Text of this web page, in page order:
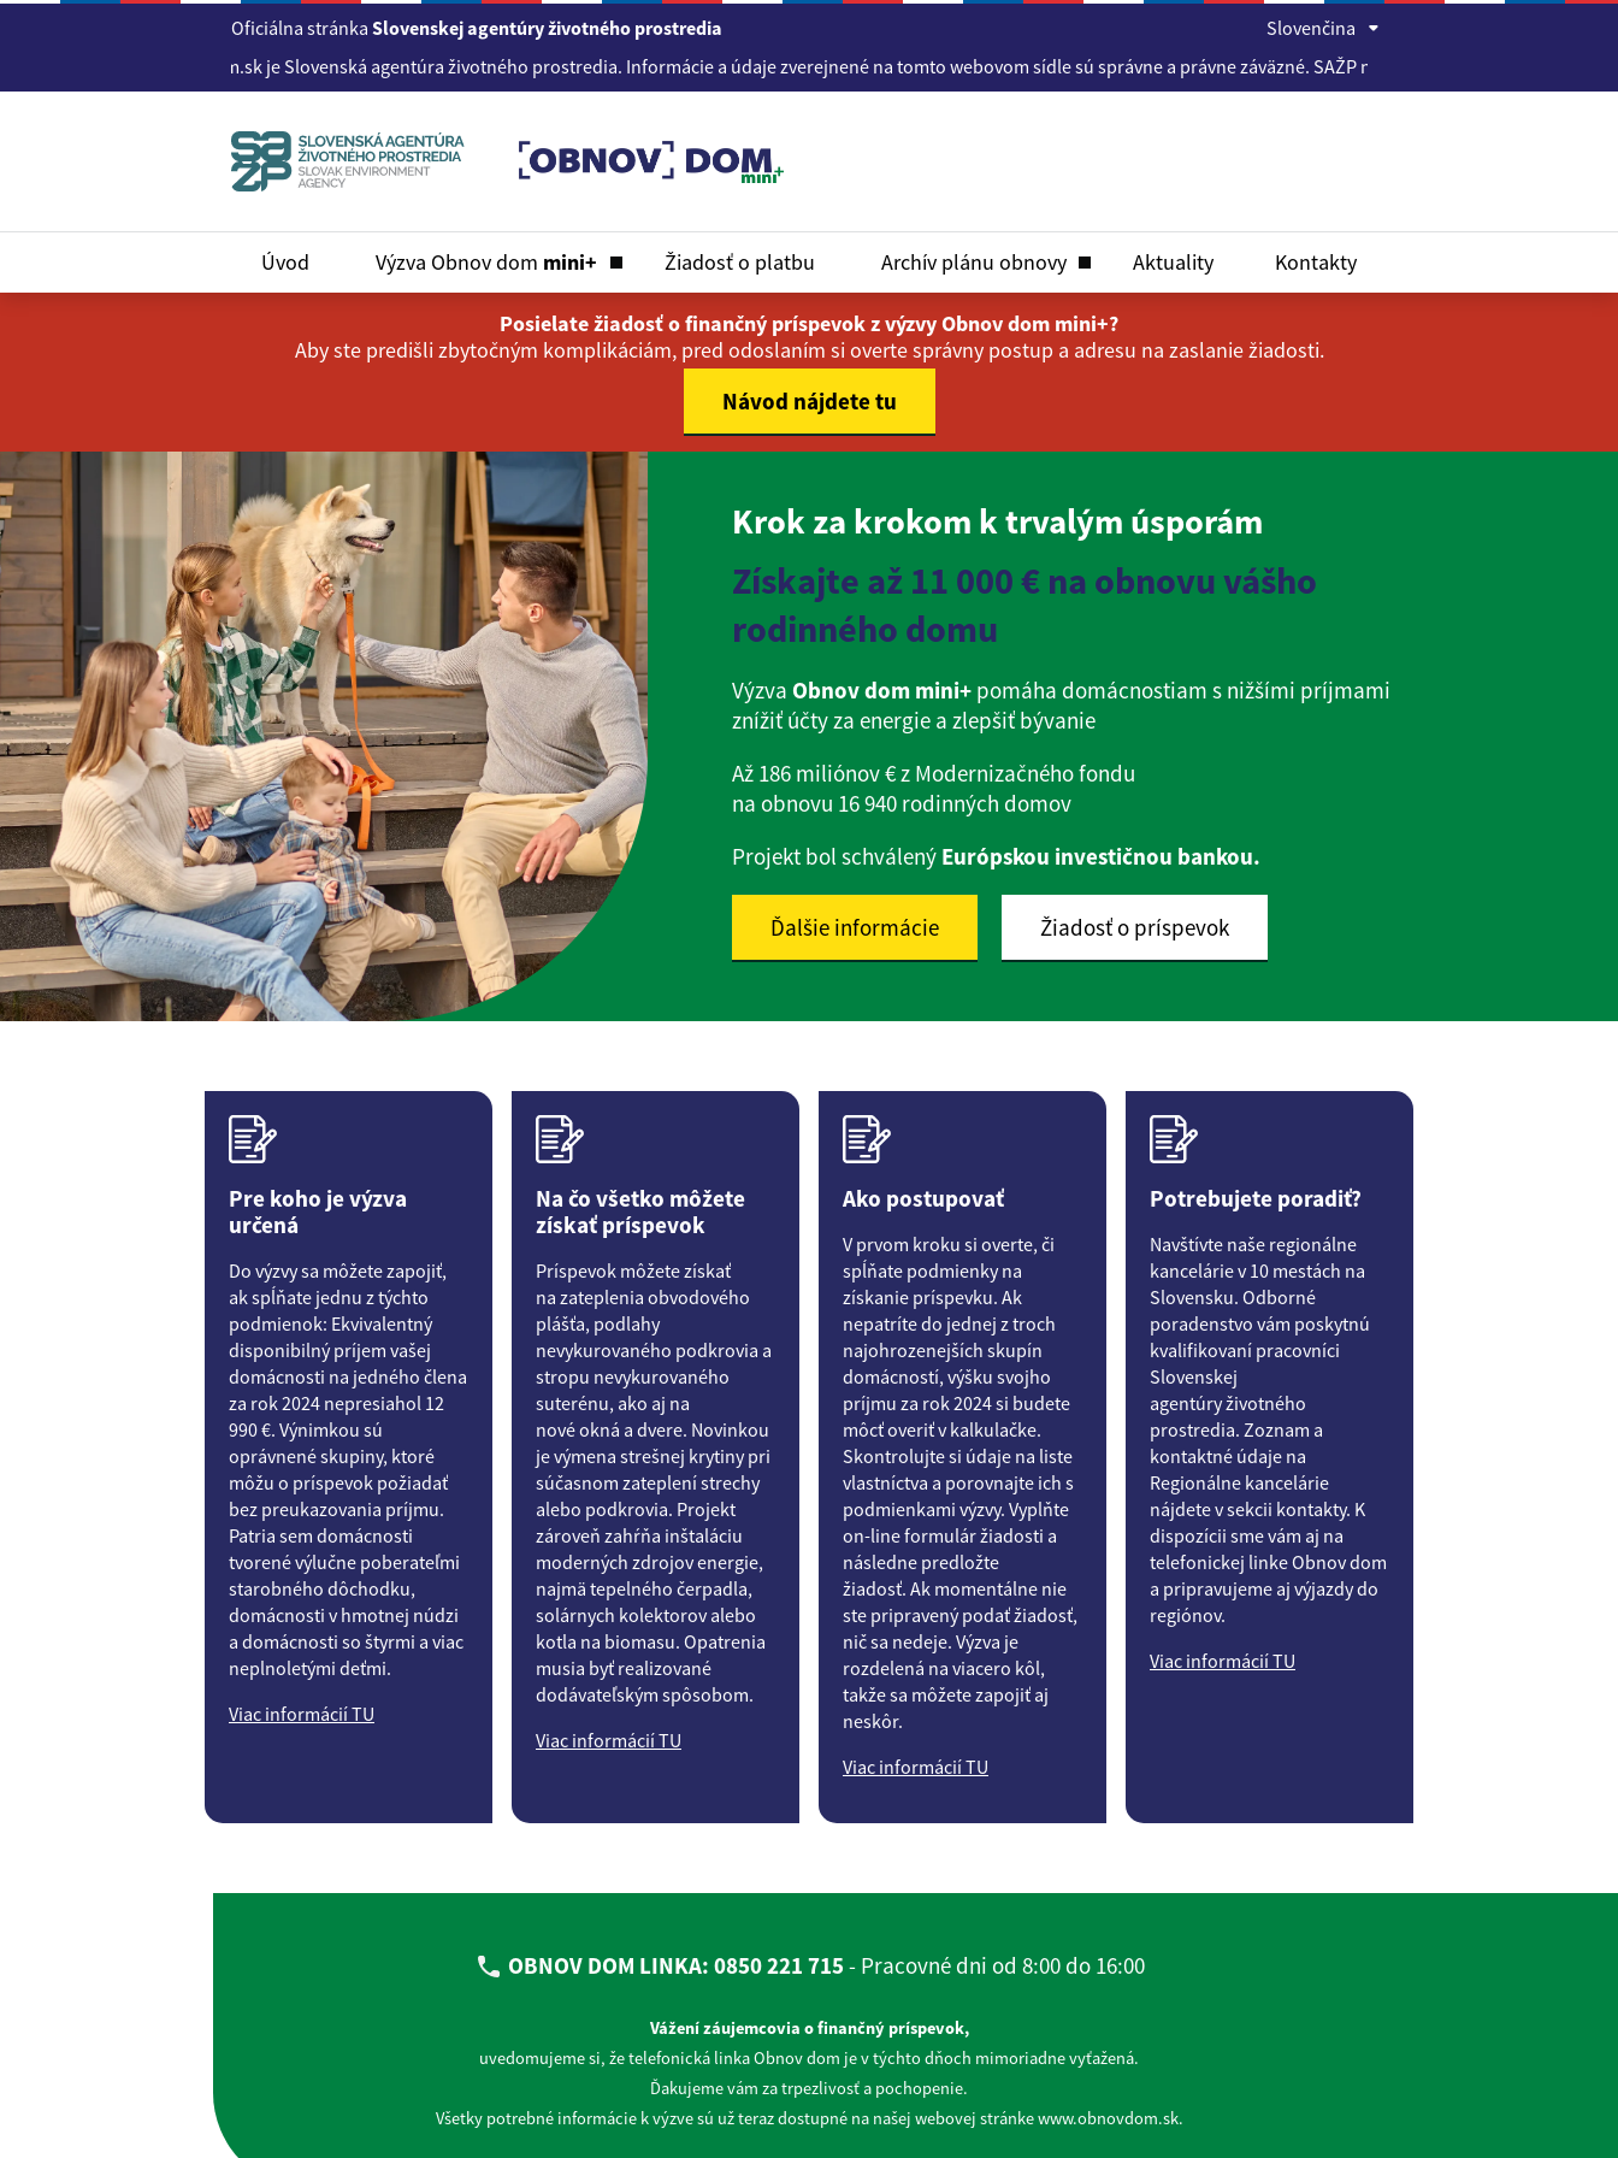
Oficiálna stránka Slovenskej agentúry životného prostredia
Slovenčina
sídla www.obnovdom.sk je Slovenská agentúra životného prostredia. Informácie a údaje zverejnené na tomto webovom sídle sú správne a právne záväzné. SAŽP nepreberá právnu
Úvod Výzva Obnov dom mini+ Žiadosť o platbu Archív plánu obnovy Aktuality Kontakty
Posielate žiadosť o finančný príspevok z výzvy Obnov dom mini+?
Aby ste predišli zbytočným komplikáciám, pred odoslaním si overte správny postup a adresu na zaslanie žiadosti.
Návod nájdete tu
Krok za krokom k trvalým úsporám
Získajte až 11 000 € na obnovu vášho
rodinného domu
Výzva Obnov dom mini+pomáha domácnostiam s nižšími príjmami
znížiť účty za energie a zlepšiť bývanie
Až 186 miliónov € z Modernizačného fondu
na obnovu 16 940 rodinných domov
Projekt bol schválený Európskou investičnou bankou.
Ďalšie informácie Žiadosť o príspevok
Pre koho je výzva
určená
Do výzvy sa môžete zapojiť,
ak spĺňate jednu z týchto
podmienok: Ekvivalentný
disponibilný príjem vašej
domácnosti na jedného člena
za rok 2024 nepresiahol 12
990 €. Výnimkou sú
oprávnené skupiny, ktoré
môžu o príspevok požiadať
bez preukazovania príjmu.
Patria sem domácnosti
tvorené výlučne poberateľmi
starobného dôchodku,
domácnosti v hmotnej núdzi
a domácnosti so štyrmi a viac
neplnoletými deťmi.
Viac informácií TU
Na čo všetko môžete
získať príspevok
Príspevok môžete získať
na zateplenia obvodového
plášťa, podlahy
nevykurovaného podkrovia a
stropu nevykurovaného
suterénu, ako aj na
nové okná a dvere. Novinkou
je výmena strešnej krytiny pri
súčasnom zateplení strechy
alebo podkrovia. Projekt
zároveň zahŕňa inštaláciu
moderných zdrojov energie,
najmä tepelného čerpadla,
solárnych kolektorov alebo
kotla na biomasu. Opatrenia
musia byť realizované
dodávateľským spôsobom.
Viac informácií TU
Ako postupovať
V prvom kroku si overte, či
spĺňate podmienky na
získanie príspevku. Ak
nepatríte do jednej z troch
najohrozenejších skupín
domácností, výšku svojho
príjmu za rok 2024 si budete
môcť overiť v kalkulačke.
Skontrolujte si údaje na liste
vlastníctva a porovnajte ich s
podmienkami výzvy. Vyplňte
on-line formulár žiadosti a
následne predložte
žiadosť. Ak momentálne nie
ste pripravený podať žiadosť,
nič sa nedeje. Výzva je
rozdelená na viacero kôl,
takže sa môžete zapojiť aj
neskôr.
Viac informácií TU
Potrebujete poradiť?
Navštívte naše regionálne
kancelárie v 10 mestách na
Slovensku. Odborné
poradenstvo vám poskytnú
kvalifikovaní pracovníci
Slovenskej
agentúry životného
prostredia. Zoznam a
kontaktné údaje na
Regionálne kancelárie
nájdete v sekcii kontakty. K
dispozícii sme vám aj na
telefonickej linke Obnov dom
a pripravujeme aj výjazdy do
regiónov.
Viac informácií TU
OBNOV DOM LINKA: 0850 221 715 - Pracovné dni od 8:00 do 16:00
Vážení záujemcovia o finančný príspevok,
uvedomujeme si, že telefonická linka Obnov dom je v týchto dňoch mimoriadne vyťažená.
Ďakujeme vám za trpezlivosť a pochopenie.
Všetky potrebné informácie k výzve sú už teraz dostupné na našej webovej stránke www.obnovdom.sk.